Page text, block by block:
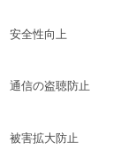
安全性向上
通信の盗聴防止
被害拡大防止